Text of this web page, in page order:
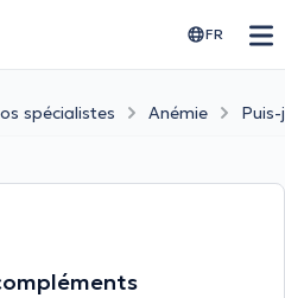
FR
spécialistes Anémie